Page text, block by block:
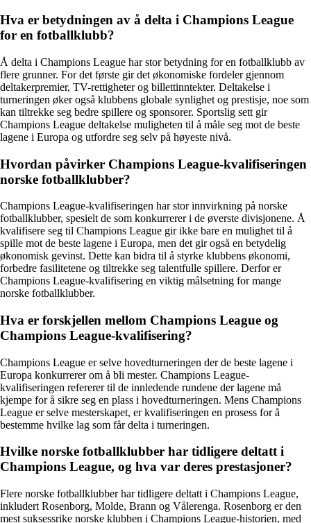
Hva er betydningen av å delta i Champions League
for en fotballklubb?
Å delta i Champions League har stor betydning for en fotballklubb av
flere grunner. For det første gir det økonomiske fordeler gjennom
deltakerpremier, TV-rettigheter og billettinntekter. Deltakelse i
turneringen øker også klubbens globale synlighet og prestisje, noe som
kan tiltrekke seg bedre spillere og sponsorer. Sportslig sett gir
Champions League deltakelse muligheten til å måle seg mot de beste
lagene i Europa og utfordre seg selv på høyeste nivå.
Hvordan påvirker Champions League-kvalifiseringen
norske fotballklubber?
Champions League-kvalifiseringen har stor innvirkning på norske
fotballklubber, spesielt de som konkurrerer i de øverste divisjonene. Å
kvalifisere seg til Champions League gir ikke bare en mulighet til å
spille mot de beste lagene i Europa, men det gir også en betydelig
økonomisk gevinst. Dette kan bidra til å styrke klubbens økonomi,
forbedre fasilitetene og tiltrekke seg talentfulle spillere. Derfor er
Champions League-kvalifisering en viktig målsetning for mange
norske fotballklubber.
Hva er forskjellen mellom Champions League og
Champions League-kvalifisering?
Champions League er selve hovedturneringen der de beste lagene i
Europa konkurrerer om å bli mester. Champions League-
kvalifiseringen refererer til de innledende rundene der lagene må
kjempe for å sikre seg en plass i hovedturneringen. Mens Champions
League er selve mesterskapet, er kvalifiseringen en prosess for å
bestemme hvilke lag som får delta i turneringen.
Hvilke norske fotballklubber har tidligere deltatt i
Champions League, og hva var deres prestasjoner?
Flere norske fotballklubber har tidligere deltatt i Champions League,
inkludert Rosenborg, Molde, Brann og Vålerenga. Rosenborg er den
mest suksessrike norske klubben i Champions League-historien, med